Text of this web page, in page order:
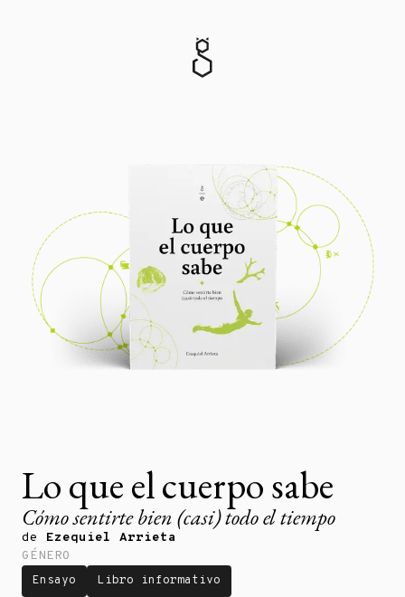
Lo que el cuerpo sabe
Cómo sentirte bien (casi) todo el tiempo
de
Ezequiel Arrieta
GÉNERO
Ensayo Libro informativo